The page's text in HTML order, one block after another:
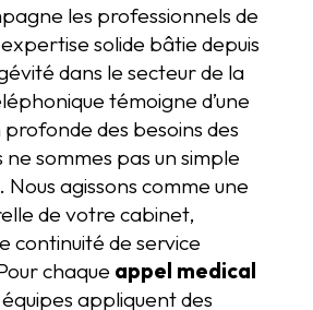
les professionnels de
solide bâtie depuis
dans le secteur de la
témoigne d’une
des besoins des
sommes pas un simple
Nous agissons comme une
de votre cabinet,
continuité de service
chaque appel medical
équipes appliquent des